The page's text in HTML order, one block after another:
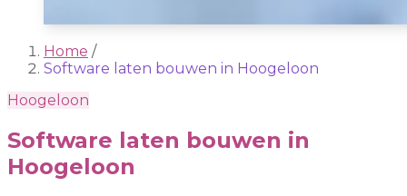
Home /
Software laten bouwen in Hoogeloon
Hoogeloon
Software laten bouwen in
Hoogeloon